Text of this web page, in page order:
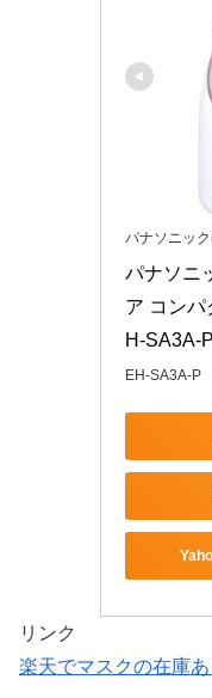
パナソニッ
パナソニ
ア コンパ
H-SA3A-P
EH-SA3A-P
リンク
楽天でマスクの在庫